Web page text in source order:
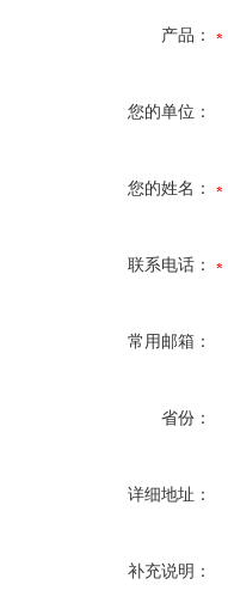
产品：
您的单位：
您的姓名：
联系电话：
常用邮箱：
省份：
详细地址：
补充说明：